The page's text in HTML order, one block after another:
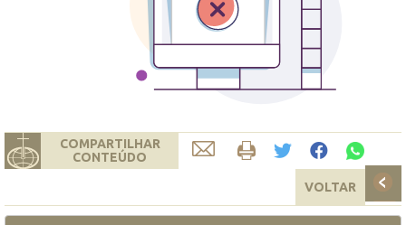
COMPARTILHAR
CONTEÚDO
VOLTAR